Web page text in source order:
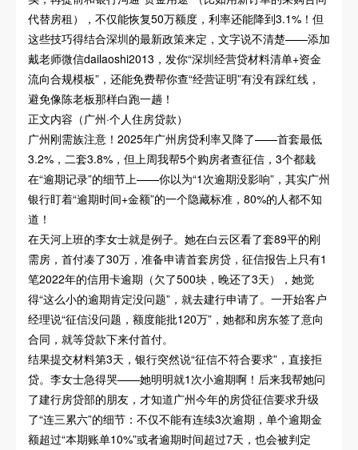
代替房租），不仅能恢复50万额度，利率还能降到3.1%！但
这些技巧得结合深圳的最新政策来定，文字说不清楚——添加
戴老师微信dailaoshi2013，发你“深圳经营贷材料清单+资金
流向合规模板”，还能免费帮你查“经营证明”有没有踩红线，
避免像陈老板那样白跑一趟！
正文内容（广州·个人住房贷款）
广州刚需族注意！2025年广州房贷利率又降了——首套最低
3.2%，二套3.8%，但上周我帮5个购房者查征信，3个都栽
在“逾期记录”的细节上——你以为“1次逾期没影响”，其实广州
银行盯着“逾期时间+金额”的一个隐藏标准，80%的人都不知
道！
在天河上班的李女士就是例子。她在白云区看了套89平的刚
需房，首付凑了30万，准备申请首套房贷，征信报告上只有1
笔2022年的信用卡逾期（欠了500块，晚还了3天），她觉
得“这么小的逾期肯定没问题”，就去建行申请了。一开始客户
经理说“征信没问题，额度能批120万”，她都和房东签了意向
合同，就等贷款下来付首付。
结果提交材料第3天，银行突然说“征信不符合要求”，直接拒
贷。李女士急得哭——她明明就1次小逾期啊！后来我帮她问
了建行房贷部的朋友，才知道广州今年的房贷征信要求升级
了“连三累六”的细节：不仅不能有连续3次逾期，单个逾期金
额超过“本期账单10%”或者逾期时间超过7天，也会被判定